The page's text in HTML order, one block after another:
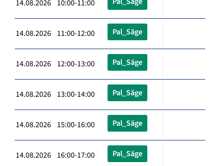
14.08.2026 10:00-11:00
14.08.2026 11:00-12:00 Pal_Säge
14.08.2026 12:00-13:00 Pal_Säge
14.08.2026 13:00-14:00 Pal_Säge
14.08.2026 15:00-16:00 Pal_Säge
14.08.2026 16:00-17:00 Pal_Säge